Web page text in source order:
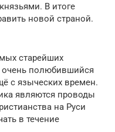
В итоге
новой страной.
старейших
очень полюбившийся
с языческих времен.
являются проводы
на Руси
в течение